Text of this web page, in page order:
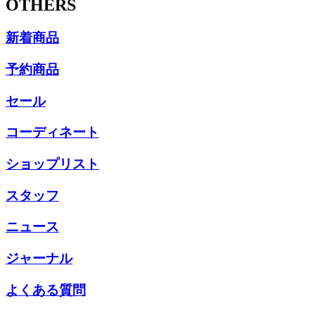
OTHERS
新着商品
予約商品
セール
コーディネート
ショップリスト
スタッフ
ニュース
ジャーナル
よくある質問